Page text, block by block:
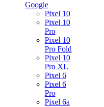
Google
Pixel 10
Pixel 10
Pro
Pixel 10
Pro Fold
Pixel 10
Pro XL
Pixel 6
Pixel 6
Pro
Pixel 6a